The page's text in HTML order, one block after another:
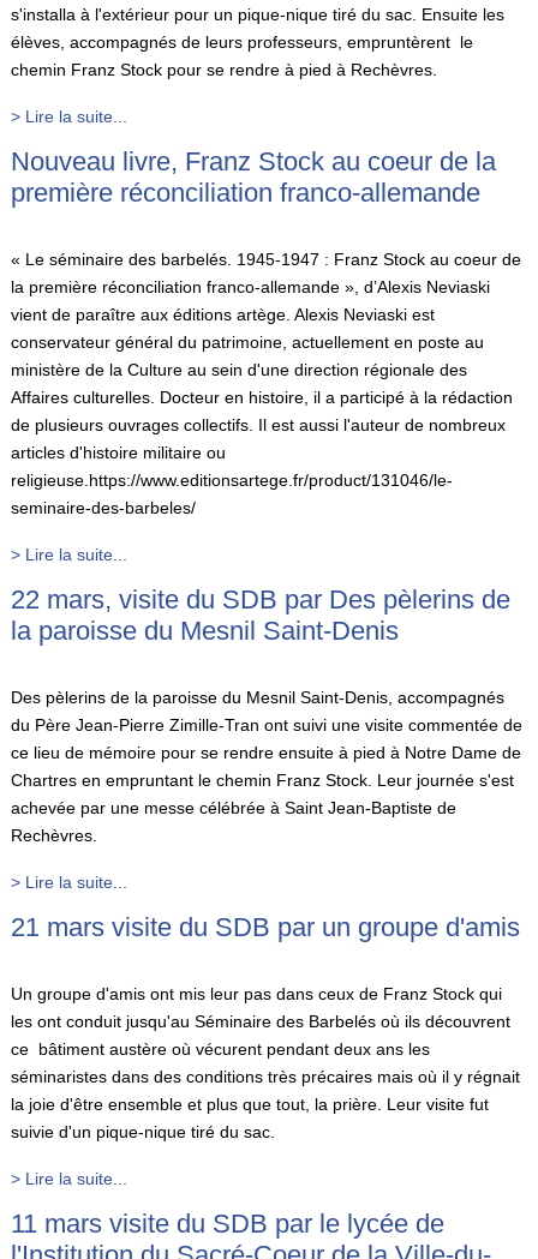
s'installa à l'extérieur pour un pique-nique tiré du sac. Ensuite les
élèves, accompagnés de leurs professeurs, empruntèrent le
chemin Franz Stock pour se rendre à pied à Rechèvres.
> Lire la suite...
Nouveau livre, Franz Stock au coeur de la
première réconciliation franco-allemande
« Le séminaire des barbelés. 1945-1947 : Franz Stock au coeur de
la première réconciliation franco-allemande », d’Alexis Neviaski
vient de paraître aux éditions artège. Alexis Neviaski est
conservateur général du patrimoine, actuellement en poste au
ministère de la Culture au sein d'une direction régionale des
Affaires culturelles. Docteur en histoire, il a participé à la rédaction
de plusieurs ouvrages collectifs. Il est aussi l'auteur de nombreux
articles d'histoire militaire ou
religieuse.https://www.editionsartege.fr/product/131046/le-
seminaire-des-barbeles/
> Lire la suite...
22 mars, visite du SDB par Des pèlerins de
la paroisse du Mesnil Saint-Denis
Des pèlerins de la paroisse du Mesnil Saint-Denis, accompagnés
du Père Jean-Pierre Zimille-Tran ont suivi une visite commentée de
ce lieu de mémoire pour se rendre ensuite à pied à Notre Dame de
Chartres en empruntant le chemin Franz Stock. Leur journée s'est
achevée par une messe célébrée à Saint Jean-Baptiste de
Rechèvres.
> Lire la suite...
21 mars visite du SDB par un groupe d'amis
Un groupe d'amis ont mis leur pas dans ceux de Franz Stock qui
les ont conduit jusqu'au Séminaire des Barbelés où ils découvrent
ce bâtiment austère où vécurent pendant deux ans les
séminaristes dans des conditions très précaires mais où il y régnait
la joie d'être ensemble et plus que tout, la prière. Leur visite fut
suivie d'un pique-nique tiré du sac.
> Lire la suite...
11 mars visite du SDB par le lycée de